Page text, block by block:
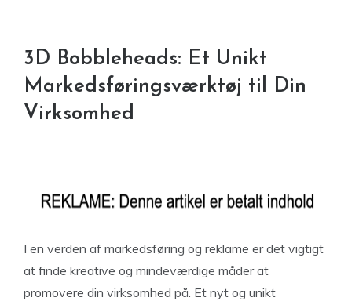
3D Bobbleheads: Et Unikt
Markedsføringsværktøj til Din
Virksomhed
I en verden af markedsføring og reklame er det vigtigt
at finde kreative og mindeværdige måder at
promovere din virksomhed på. Et nyt og unikt